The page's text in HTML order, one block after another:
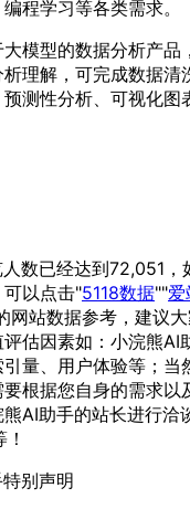
程学习等各类需求。
模型的数据分析产品
理解，可完成数据清
测性分析、可视化图
数已经达到72,051，
以点击"5118数据""
网站数据参考，建议
估因素如：小浣熊AI
量、用户体验等；当
根据您自身的需求以
AI助手的站长进行洽
特别声明